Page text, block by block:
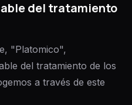
del tratamiento
"Platomico",
del tratamiento de los
a través de este